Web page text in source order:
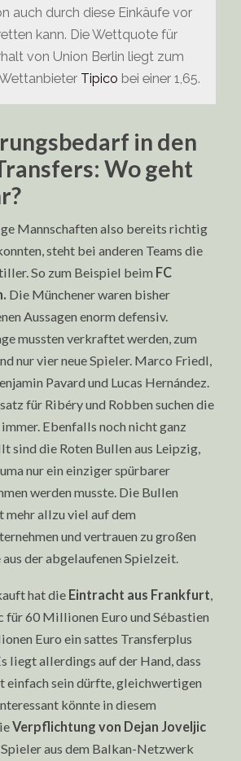
auch durch diese Einkäufe vor
kann. Die Wettquote für
von Union Berlin liegt zum
Tipico bei einer 1,65.
in den
Wo geht
Mannschaften also bereits richtig
steht bei anderen Teams die
So zum Beispiel beim FC
Die Münchener waren bisher
Aussagen enorm defensiv.
mussten verkraftet werden, zum
nur vier neue Spieler. Marco Friedl,
Pavard und Lucas Hernández.
für Ribéry und Robben suchen die
Ebenfalls noch nicht ganz
sind die Roten Bullen aus Leipzig,
nur ein einziger spürbarer
werden musste. Die Bullen
mehr allzu viel auf dem
und vertrauen zu großen
der abgelaufenen Spielzeit.
hat die Eintracht aus Frankfurt,
für 60 Millionen Euro und Sébastien
Euro ein sattes Transferplus
liegt allerdings auf der Hand, dass
einfach sein dürfte, gleichwertigen
könnte in diesem
Verpflichtung von Dejan Joveljic
aus dem Balkan-Netzwerk